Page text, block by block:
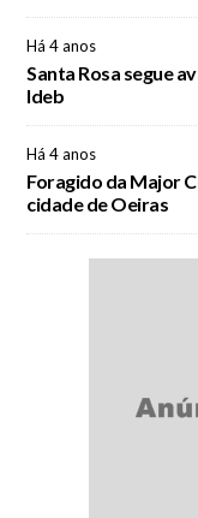
Há 4 anos
Santa Rosa segue
Ideb
Há 4 anos
Foragido da Major
cidade de Oeiras